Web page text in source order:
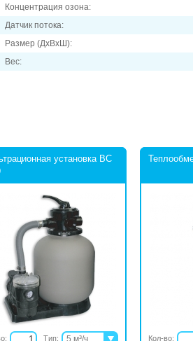
Концентрация озона:
Датчик потока:
Размер (ДхВхШ):
Вес:
установка BC
Тип:
5 м³/ч
Кол-во: